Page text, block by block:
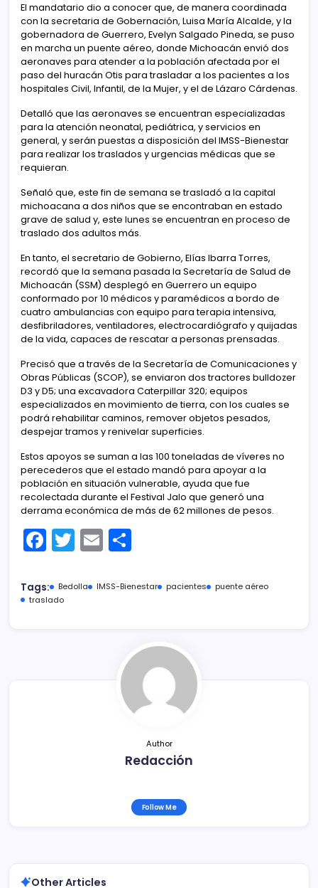
El mandatario dio a conocer que, de manera coordinada
con la secretaria de Gobernación, Luisa María Alcalde, y la
gobernadora de Guerrero, Evelyn Salgado Pineda, se puso
en marcha un puente aéreo, donde Michoacán envió dos
aeronaves para atender a la población afectada por el
paso del huracán Otis para trasladar a los pacientes a los
hospitales Civil, Infantil, de la Mujer, y el de Lázaro Cárdenas.
Detalló que las aeronaves se encuentran especializadas
para la atención neonatal, pediátrica, y servicios en
general, y serán puestas a disposición del IMSS-Bienestar
para realizar los traslados y urgencias médicas que se
requieran.
Señaló que, este fin de semana se trasladó a la capital
michoacana a dos niños que se encontraban en estado
grave de salud y, este lunes se encuentran en proceso de
traslado dos adultos más.
En tanto, el secretario de Gobierno, Elías Ibarra Torres,
recordó que la semana pasada la Secretaría de Salud de
Michoacán (SSM) desplegó en Guerrero un equipo
conformado por 10 médicos y paramédicos a bordo de
cuatro ambulancias con equipo para terapia intensiva,
desfibriladores, ventiladores, electrocardiógrafo y quijadas
de la vida, capaces de rescatar a personas prensadas.
Precisó que a través de la Secretaría de Comunicaciones y
Obras Públicas (SCOP), se enviaron dos tractores bulldozer
D3 y D5; una excavadora Caterpillar 320; equipos
especializados en movimiento de tierra, con los cuales se
podrá rehabilitar caminos, remover objetos pesados,
despejar tramos y renivelar superficies.
Estos apoyos se suman a las 100 toneladas de víveres no
perecederos que el estado mandó para apoyar a la
población en situación vulnerable, ayuda que fue
recolectada durante el Festival Jalo que generó una
derrama económica de más de 62 millones de pesos.
F
a
c
e
T
w
itt
E
m
ai m
tir
Tags: Bedolla IMSS-Bienestar pacientes
puente aéreo
traslado
Author
Redacción
Follow Me
Other Articles